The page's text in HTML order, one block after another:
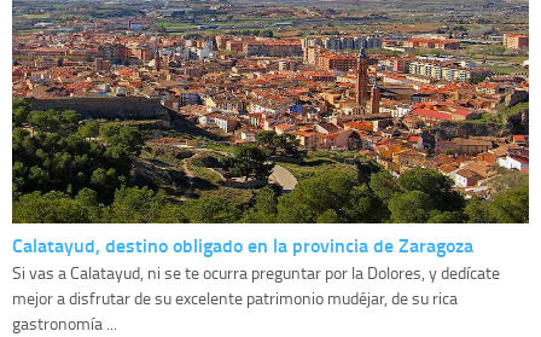
Calatayud, destino obligado en la provincia de Zaragoza
Si vas a Calatayud, ni se te ocurra preguntar por la Dolores, y dedícate
mejor a disfrutar de su excelente patrimonio mudéjar, de su rica
gastronomía ...